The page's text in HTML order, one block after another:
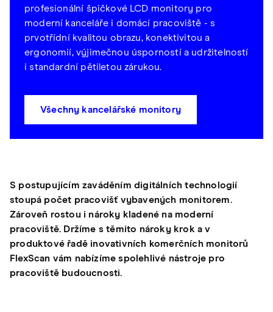
profesionální špičkové LCD monitory pro
moderní kanceláře i domácí pracoviště - s
prvotřídní kvalitou obrazu, konektivitou a
ergonomií, výjimečnou úsporností a udržitelností
i standardní pětiletou zárukou.
Všechny kancelářské monitory
S postupujícím zaváděním digitálních technologií
stoupá počet pracovišť vybavených monitorem.
Zároveň rostou i nároky kladené na moderní
pracoviště. Držíme s těmito nároky krok a v
produktové řadě inovativních komerčních monitorů
FlexScan vám nabízíme spolehlivé nástroje pro
pracoviště budoucnosti.